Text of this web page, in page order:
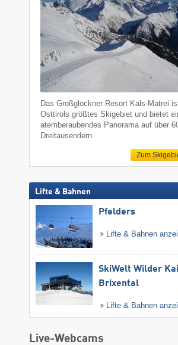
Das Großglockner Resort Kals-Matrei
Osttirols größtes Skigebiet und bietet
atemberaubendes Panorama auf über
Dreitausendern.
Zum
Lifte & Bahnen
Pfelders
Lifte & Bahnen
SkiWelt Wilder
Brixental
Lifte & Bahnen
Live-Webcams